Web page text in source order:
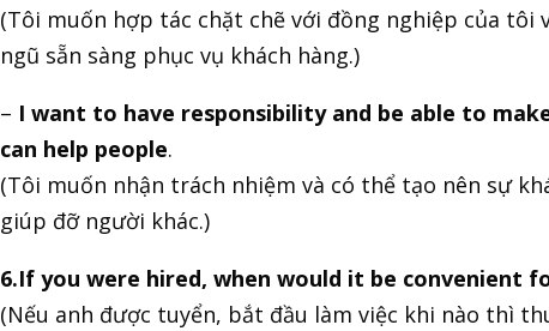
(Tôi muốn hợp tác chặt chẽ với đồng nghiệp của tôi
ngũ sẵn sàng phục vụ khách hàng.)
– I want to have responsibility and be able to
can help people.
(Tôi muốn nhận trách nhiệm và có thể tạo nên sự
giúp đỡ người khác.)
6.If you were hired, when would it be convenient
(Nếu anh được tuyển, bắt đầu làm việc khi nào thì